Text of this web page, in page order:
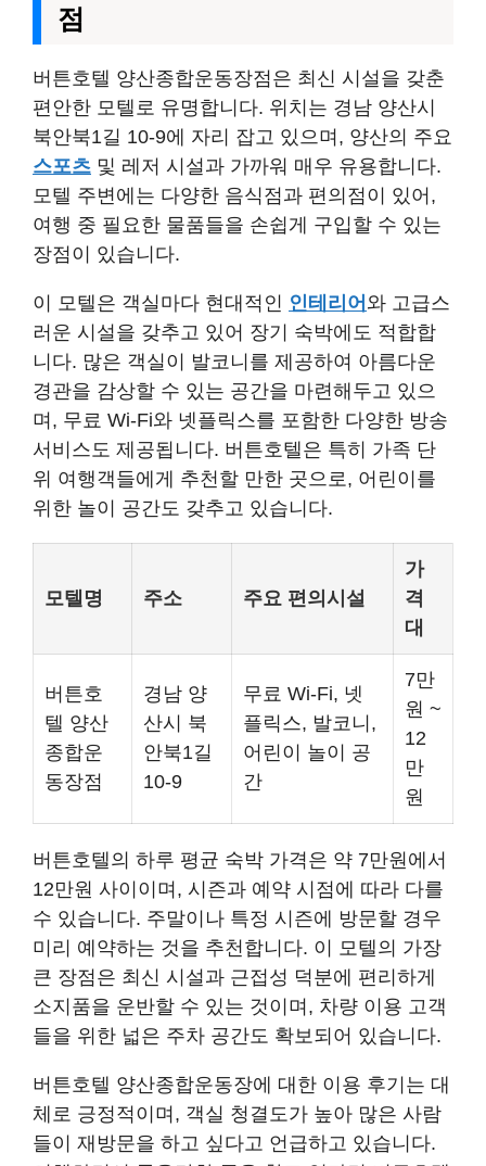
점
버튼호텔 양산종합운동장점은 최신 시설을 갖춘
편안한 모텔로 유명합니다. 위치는 경남 양산시
북안북1길 10-9에 자리 잡고 있으며, 양산의 주요
스포츠 및 레저 시설과 가까워 매우 유용합니다.
모텔 주변에는 다양한 음식점과 편의점이 있어,
여행 중 필요한 물품들을 손쉽게 구입할 수 있는
장점이 있습니다.
이 모텔은 객실마다 현대적인 인테리어 와 고급스
러운 시설을 갖추고 있어 장기 숙박에도 적합합
니다. 많은 객실이 발코니를 제공하여 아름다운
경관을 감상할 수 있는 공간을 마련해두고 있으
며, 무료 Wi-Fi와 넷플릭스를 포함한 다양한 방송
서비스도 제공됩니다. 버튼호텔은 특히 가족 단
위 여행객들에게 추천할 만한 곳으로, 어린이를
위한 놀이 공간도 갖추고 있습니다.
모텔명 주소 주요 편의시설
가
격
대
버튼호
텔 양산
종합운
동장점
경남 양
산시 북
안북1길
10-9
무료 Wi-Fi, 넷
플릭스, 발코니,
어린이 놀이 공
간
7만
원 ~
12
만
원
버튼호텔의 하루 평균 숙박 가격은 약 7만원에서
12만원 사이이며, 시즌과 예약 시점에 따라 다를
수 있습니다. 주말이나 특정 시즌에 방문할 경우
미리 예약하는 것을 추천합니다. 이 모텔의 가장
큰 장점은 최신 시설과 근접성 덕분에 편리하게
소지품을 운반할 수 있는 것이며, 차량 이용 고객
들을 위한 넓은 주차 공간도 확보되어 있습니다.
버튼호텔 양산종합운동장에 대한 이용 후기는 대
체로 긍정적이며, 객실 청결도가 높아 많은 사람
들이 재방문을 하고 싶다고 언급하고 있습니다.